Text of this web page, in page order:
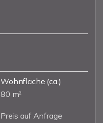
Wohnfläche (ca.)
80 m²
Preis auf Anfrage